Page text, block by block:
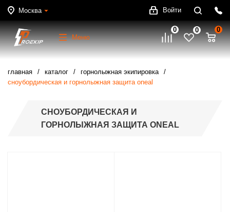
Москва Войти
Меню
0 0 0
главная каталог
горнолыжная экипировка
сноубордическая и горнолыжная защита oneal
СНОУБОРДИЧЕСКАЯ И
ГОРНОЛЫЖНАЯ ЗАЩИТА ONEAL